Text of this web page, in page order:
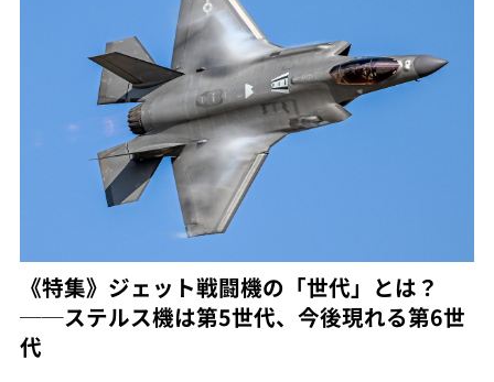
《特集》ジェット戦闘機の「世代」とは？
──ステルス機は第5世代、今後現れる第6世
代